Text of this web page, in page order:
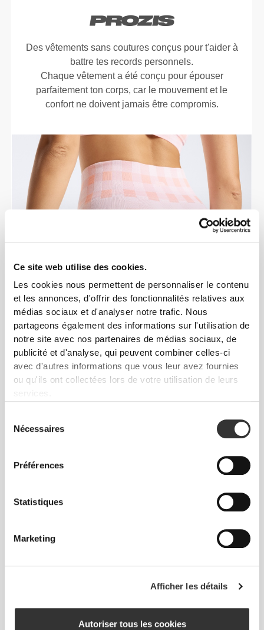
Ce site web utilise des cookies.
Les cookies nous permettent de personnaliser le contenu
et les annonces, d'offrir des fonctionnalités relatives aux
médias sociaux et d'analyser notre trafic. Nous
partageons également des informations sur l'utilisation de
notre site avec nos partenaires de médias sociaux, de
publicité et d'analyse, qui peuvent combiner celles-ci
avec d'autres informations que vous leur avez fournies
ou qu'ils ont collectées lors de votre utilisation de leurs
services.
Nécessaires
Préférences
Statistiques
Marketing
Afficher les détails
Autoriser tous les cookies
Des vêtements sans coutures conçus pour t'aider à
battre tes records personnels.
Chaque vêtement a été conçu pour épouser
parfaitement ton corps, car le mouvement et le
confort ne doivent jamais être compromis.
Pour la maison, la salle de sport et
tout le reste.